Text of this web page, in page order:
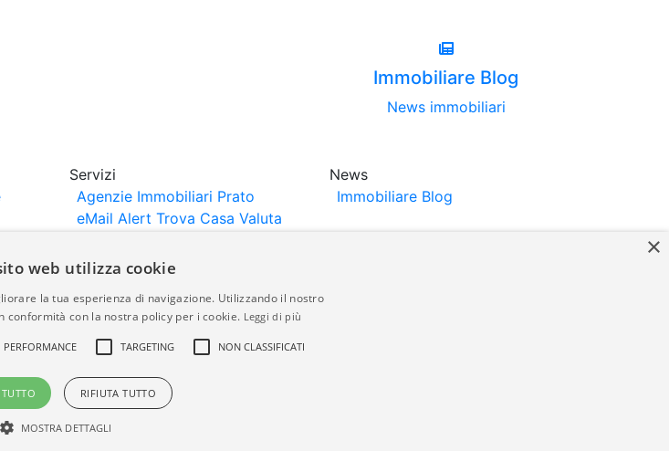
Immobiliare Blog
News immobiliari
Servizi
Agenzie Immobiliari Prato
eMail Alert Trova Casa Valuta
News
Immobiliare Blog
da agenzie immobiliari e costruttori. La pubblicazione degli annunci
della completezza, della normativa in materia di privacy e/o di alcun altro
×
web utilizza cookie
la tua esperienza di navigazione. Utilizzando il nostro
conformità con la nostra policy per i cookie. Leggi di più
PERFORMANCE TARGETING NON CLASSIFICATI
RIFIUTA TUTTO
MOSTRA DETTAGLI